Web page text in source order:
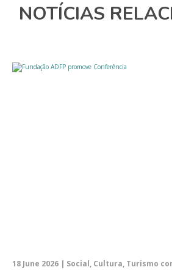
NOTÍCIAS
18 June 2026 | Social, Cultura, Turismo